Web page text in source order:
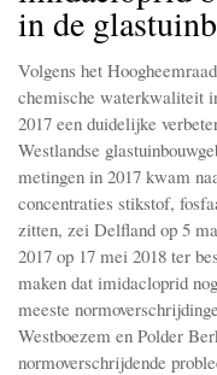
in de
Volgens het
chemische waterkwaliteit
2017 een duidelijke
Westlandse
metingen in 2017 kwam
concentraties stikstof,
zitten, zei Delfland op 5
2017 op 17 mei 2018 ter
maken dat imidacloprid
meeste
Westboezem en Polder
normoverschrijdende